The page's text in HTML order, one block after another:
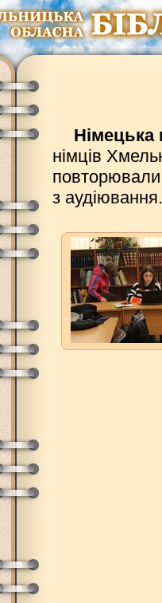
Німецька
німців
повторювали
з аудіювання.